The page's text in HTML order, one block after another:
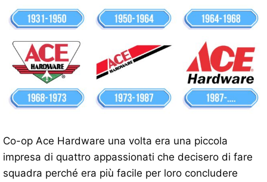
Co-op Ace Hardware una volta era una piccola
impresa di quattro appassionati che decisero di fare
squadra perché era più facile per loro concludere